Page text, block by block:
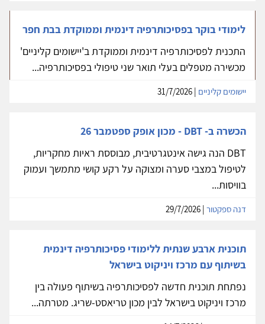
לימודי בוקר בפסיכותרפיה דינמית וממוקדת בבת חפר
התכנית לפסיכותרפיה דינמית וממוקדת ב'יישומים קליניים'
מכשירה מטפלים בעלי תואר שני טיפולי בפסיכותרפיה...
יישומים קליניים
הכשרה ב- DBT - מכון אופק ספטמבר 26
DBT הנה גישה אינטגרטיבית, מבוססת ראיות מחקריות,
לטיפול במצבי סערה ומצוקה על רקע קושי מתמשך ועמוק
בוויסות...
דנה ספקטור
תוכנית ארבע שנתית ללימודי פסיכותרפיה דינמית
בשיתוף עם מרכז ויניקוט בישראל
נפתחת תוכנית חדשה לפסיכותרפיה בשיתוף פעולה בין
מרכז ויניקוט בישראל לבין מכון טריאסט-שריג. מטרתה...